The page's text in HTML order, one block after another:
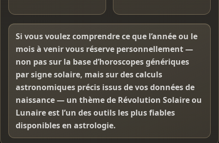
Si vous voulez comprendre ce que l’année ou le
mois à venir vous réserve personnellement —
non pas sur la base d’horoscopes génériques
par signe solaire, mais sur des calculs
astronomiques précis issus de vos données de
naissance — un thème de Révolution Solaire ou
Lunaire est l’un des outils les plus fiables
disponibles en astrologie.